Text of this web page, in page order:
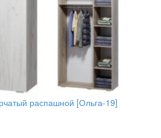
распашной [Ольга-19]